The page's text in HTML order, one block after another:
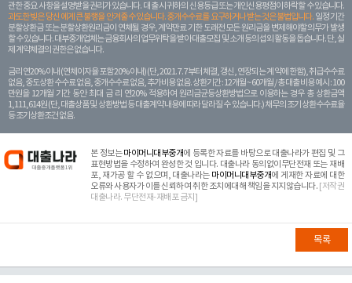
관한 중요 사항을 설명받을 권리가 있습니다. 대 출 시 귀하의 신용등급 또는 개인신용평점이 하락할 수 있습니다.
과도한 빚은 당신 에게 큰 불행을 안겨줄 수 있습니다. 중개수수료를 요구하거나 받는 것은 불법입니다. 일정 기간
분할상환금 또는 분할상환원리금이 연체될 경우, 계약만료 기한 도래전 모든 원리금을 변제해야할 의무가 발생
할 수 있습니다. 대부중개업체는 금융회사의 업무위탁을 받아 대출모집 및 소개 등의 섭외 활동을 돕습니다. 단, 실
제 계약체결의 권한은 없습니다.
금리 연20% 이내 (연체이자율 포함 20% 이내) (단, 2021. 7. 7부터 체결, 갱신, 연장되는 계 약에 한함), 취급수수료
없음, 중도상환 수수료 없음, 중개수수료 없음, 추가비용 없음. 상환기간 : 12개월 ~ 60개월 / 총 대출 비용 예시 : 100
만원을 12개월 기간 동안 최대 금 리 연20% 적용하여 원리금균등상환방법으로 이용하는 경우 총 상환금액
1,111,614원 (단, 대출상품 및 상환방법 등 대출계약 내용에 따라 달라질 수 있습니다.) 채무의 조기 상환수수료율
등 조기상환조건 없음.
본 정보는마이머니대부중개에 등록한 자료를 바탕으로 대출나라가 편집 및 그
표현방법을 수정하여 완성한 것 입니다. 대출나라 동의없이무단전재 또는 재배
포, 재가공 할 수 없으며, 대출나라는 마이머니대부중개에 게재한 자료에 대한
오류와 사용자가 이를 신뢰하여 취한 조치에대해 책임을 지지않습니다. [저작권
대출나라. 무단전재-재배포 금지]
목록